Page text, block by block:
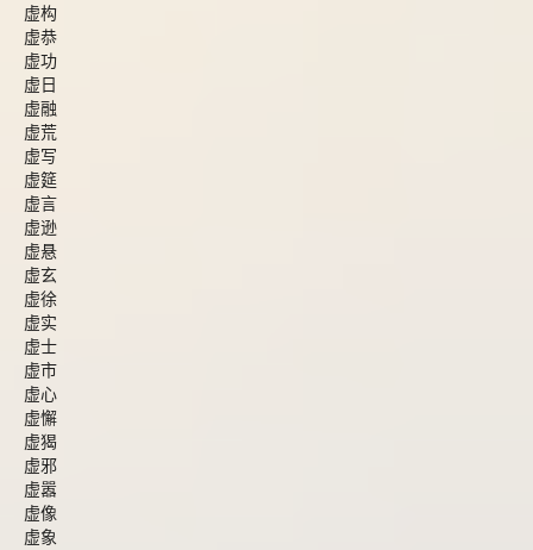
虚构
虚恭
虚功
虚日
虚融
虚荒
虚写
虚筵
虚言
虚逊
虚悬
虚玄
虚徐
虚实
虚士
虚市
虚心
虚懈
虚猲
虚邪
虚嚣
虚像
虚象